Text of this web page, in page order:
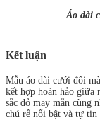
Áo dài
Kết luận
Mẫu áo dài cưới đôi
kết hợp hoàn hảo giữa
sắc đỏ may mắn cùng
chú rể nổi bật và tự tin